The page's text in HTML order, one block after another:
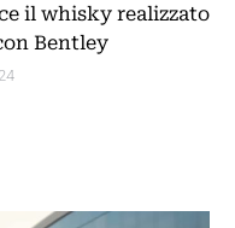
il whisky realizzato
Bentley